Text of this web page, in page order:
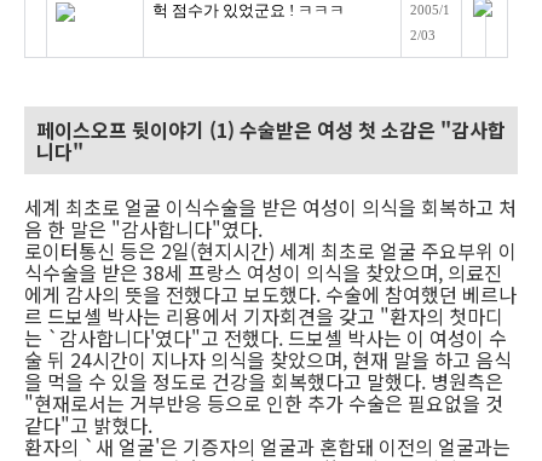
헉 점수가 있었군요 ! ㅋㅋㅋ
2005/1
2/03
페이스오프 뒷이야기 (1) 수술받은 여성 첫 소감은 "감사합
니다"
세계 최초로 얼굴 이식수술을 받은 여성이 의식을 회복하고 처
음 한 말은 "감사합니다"였다.
로이터통신 등은 2일(현지시간) 세계 최초로 얼굴 주요부위 이
식수술을 받은 38세 프랑스 여성이 의식을 찾았으며, 의료진
에게 감사의 뜻을 전했다고 보도했다. 수술에 참여했던 베르나
르 드보셸 박사는 리용에서 기자회견을 갖고 "환자의 첫마디
는 `감사합니다'였다"고 전했다. 드보셸 박사는 이 여성이 수
술 뒤 24시간이 지나자 의식을 찾았으며, 현재 말을 하고 음식
을 먹을 수 있을 정도로 건강을 회복했다고 말했다. 병원측은
"현재로서는 거부반응 등으로 인한 추가 수술은 필요없을 것
같다"고 밝혔다.
환자의 `새 얼굴'은 기증자의 얼굴과 혼합돼 이전의 얼굴과는